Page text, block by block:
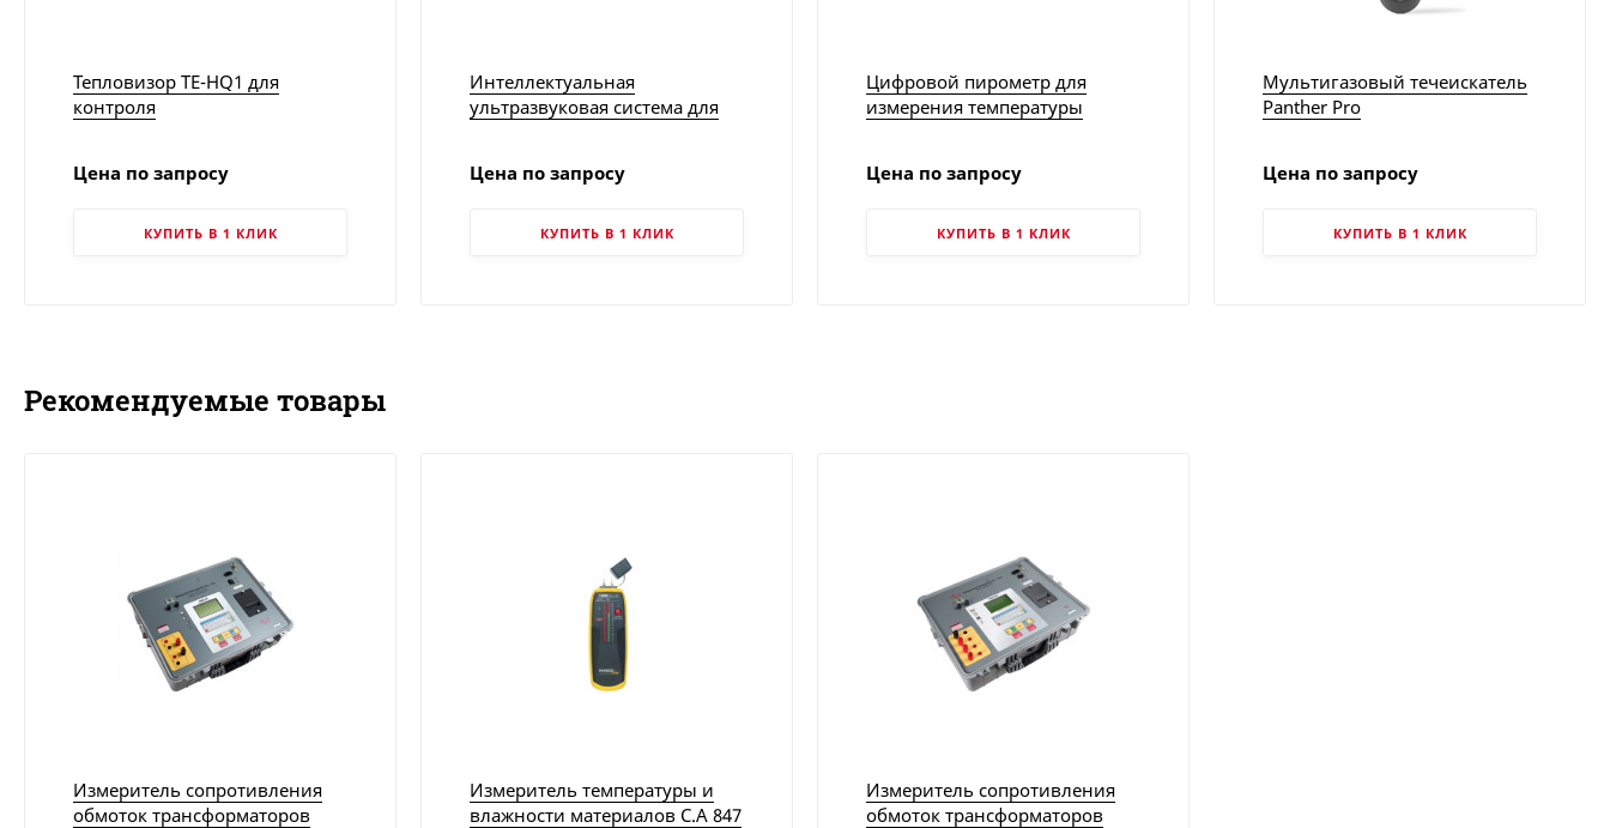
Тепловизор TE-HQ1 для
контроля
Цена по запросу
КУПИТЬ В 1 КЛИК
Интеллектуальная
ультразвуковая система для
Цена по запросу
КУПИТЬ В 1 КЛИК
Цифровой пирометр для
измерения температуры
Цена по запросу
КУПИТЬ В 1 КЛИК
Мультигазовый течеискатель
Panther Pro
Цена по запросу
КУПИТЬ В 1 КЛИК
Рекомендуемые товары
Измеритель сопротивления
обмоток трансформаторов
Измеритель температуры и
влажности материалов C.A 847
Измеритель сопротивления
обмоток трансформаторов